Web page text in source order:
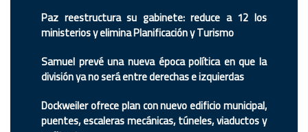
Paz reestructura su gabinete: reduce a 12 los
ministerios y elimina Planificación y Turismo
Samuel prevé una nueva época política en que la
división ya no será entre derechas e izquierdas
Dockweiler ofrece plan con nuevo edificio municipal,
puentes, escaleras mecánicas, túneles, viaductos y